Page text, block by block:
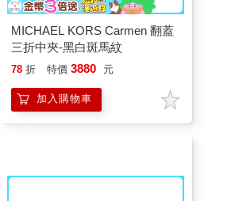
MICHAEL KORS Carmen 翻蓋
三折中夾-黑白斑馬紋
78 折 特價 3880 元
加入購物車